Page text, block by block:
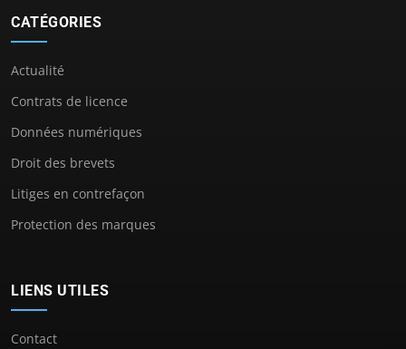
CATÉGORIES
Actualité
Contrats de licence
Données numériques
Droit des brevets
Litiges en contrefaçon
Protection des marques
LIENS UTILES
Contact